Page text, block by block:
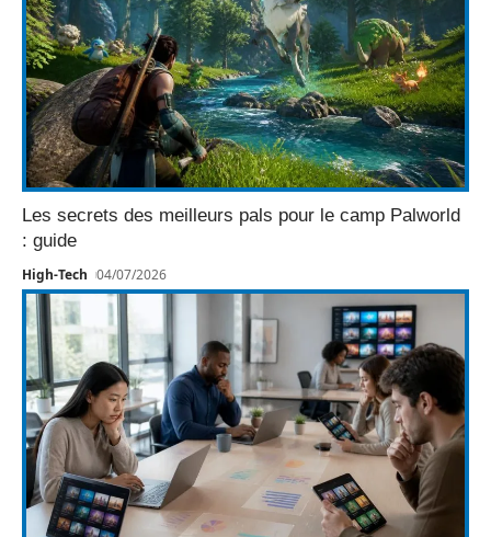
Les secrets des meilleurs pals pour le camp Palworld
: guide
High-Tech 04/07/2026